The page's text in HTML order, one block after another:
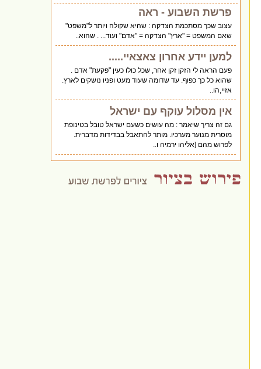
פרשת השבוע - ראה
עצוב שכך מסתכמת הצדקה : שהיא שקולה ויותר ל"משפט"
שאם המשפט = "ארץ" הצדקה = "אדם" ועוד... . שהוא..
למען יידע אחרון צאצאיי.....
פעם הראה לי הזקן זקן אחר, שכל כולו כעין "פקעת" אדם .
שהוא כל כך כפוף. עד שדומה שעוד מעט ופניו נושקים לארץ.
אזיי,הו..
אין מסלול עוקף עם ישראל
גם זה צריך שיאמר : מה עושים כשעם ישראל טובל בטינופת
מוסרית מנוער מערכיו. מותר להתאבל בבדידות מדברית.
לפרוש מהם [אליהו ירמיה ו..